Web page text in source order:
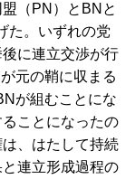
（ PN ）と BN と
た。いずれの党
に連立交渉が行
が元の鞘に収まる
が組むことにな
ことになったの
、はたして持続
連立形成過程の